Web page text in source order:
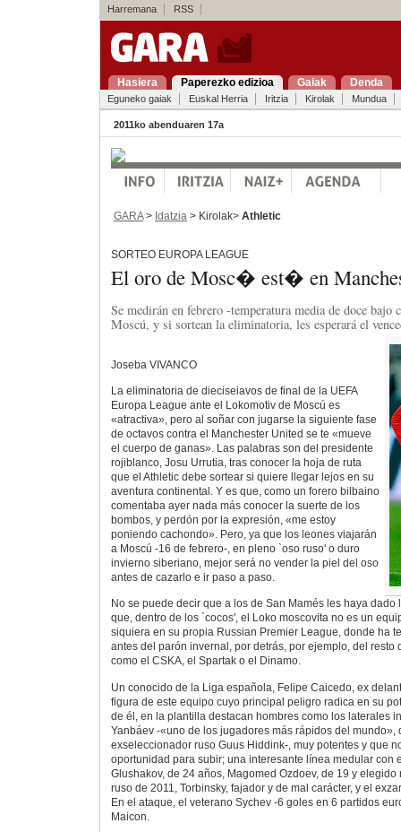
Harremana RSS
Hasiera Paperezko edizioa Gaiak Denda
Eguneko gaiak Euskal Herria Iritzia Kirolak Mundua
2011ko abenduaren 17a
GARA> Idatzia > Kirolak> Athletic
SORTEO EUROPA LEAGUE
El oro de Mosc� est� en
Se medirán en febrero -temperatura media de doce
Moscú, y si sortean la eliminatoria, les esperará el
Joseba VIVANCO
La eliminatoria de dieciseiavos de final de la UEFA
Europa League ante el Lokomotiv de Moscú es
«atractiva», pero al soñar con jugarse la siguiente fase
de octavos contra el Manchester United se te «mueve
el cuerpo de ganas». Las palabras son del presidente
rojiblanco, Josu Urrutia, tras conocer la hoja de ruta
que el Athletic debe sortear si quiere llegar lejos en su
aventura continental. Y es que, como un forero bilbaino
comentaba ayer nada más conocer la suerte de los
bombos, y perdón por la expresión, «me estoy
poniendo cachondo». Pero, ya que los leones viajarán
a Moscú -16 de febrero-, en pleno `oso ruso' o duro
invierno siberiano, mejor será no vender la piel del oso
antes de cazarlo e ir paso a paso.
No se puede decir que a los de San Mamés les haya dado
que, dentro de los `cocos', el Loko moscovita no es un
siquiera en su propia Russian Premier League, donde ha
antes del parón invernal, por detrás, por ejemplo, del resto
como el CSKA, el Spartak o el Dinamo.
Un conocido de la Liga española, Felipe Caicedo, ex
figura de este equipo cuyo principal peligro radica en su
de él, en la plantilla destacan hombres como los laterales
Yanbáev -«uno de los jugadores más rápidos del mundo»,
exseleccionador ruso Guus Hiddink-, muy potentes y que
oportunidad para subir; una interesante línea medular con
Glushakov, de 24 años, Magomed Ozdoev, de 19 y
ruso de 2011, Torbinsky, fajador y de mal carácter, y el
En el ataque, el veterano Sychev -6 goles en 6 partidos
Maicon.